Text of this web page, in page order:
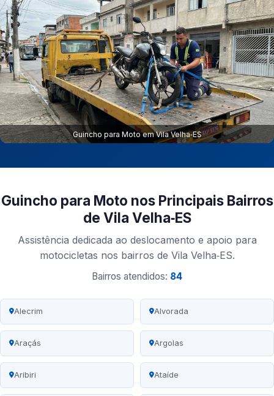
Guincho para Moto em Vila Velha‑ES
Guincho para Moto nos Principais Bairros
de Vila Velha‑ES
Assistência dedicada ao deslocamento e apoio para
motocicletas nos bairros de Vila Velha‑ES.
Bairros atendidos: 84
Alecrim Alvorada
Araçás Argolas
Aribiri Ataíde